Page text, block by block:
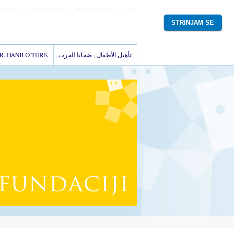
STRINJAM SE
DANILO TÜRK تأهيل الأطفال , ضحايا الحرب